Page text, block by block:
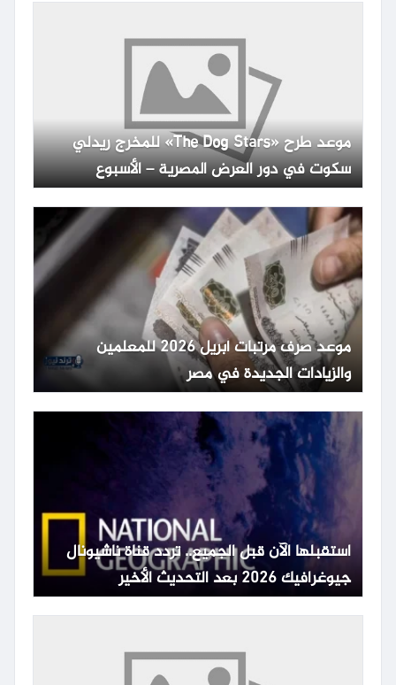
موعد طرح «The Dog Stars» للمخرج ريدلي
سكوت في دور العرض المصرية – الأسبوع
موعد صرف مرتبات أبريل 2026 للمعلمين
والزيادات الجديدة في مصر
استقبلها الآن قبل الجميع.. تردد قناة ناشيونال
جيوغرافيك 2026 بعد التحديث الأخير